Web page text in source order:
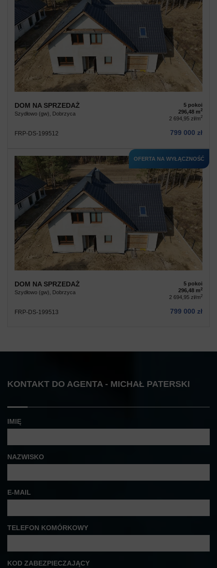
DOM NA SPRZEDAŻ
Szydłowo (gw), Dobrzyca
5 pokoi
296,48 m2
2 694,95 zł/m2
FRP-DS-199512 799 000 zł
OFERTA NA WYŁĄCZNOŚĆ
DOM NA SPRZEDAŻ
Szydłowo (gw), Dobrzyca
5 pokoi
296,48 m2
2 694,95 zł/m2
FRP-DS-199513 799 000 zł
KONTAKT DO AGENTA - MICHAŁ PATERSKI
IMIĘ
NAZWISKO
E-MAIL
TELEFON KOMÓRKOWY
KOD ZABEZPIECZAJĄCY